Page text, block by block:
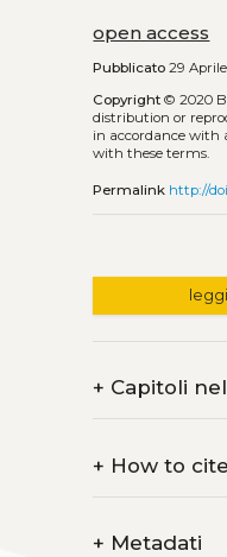
open access
Pubblicato 29
Copyright © 2020
distribution or
in accordance with
with these terms.
Permalink http://
+ Capitoli
+ How to cite
+ Metadati